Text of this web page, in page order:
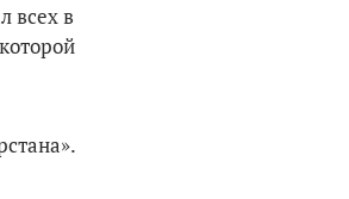
всех в